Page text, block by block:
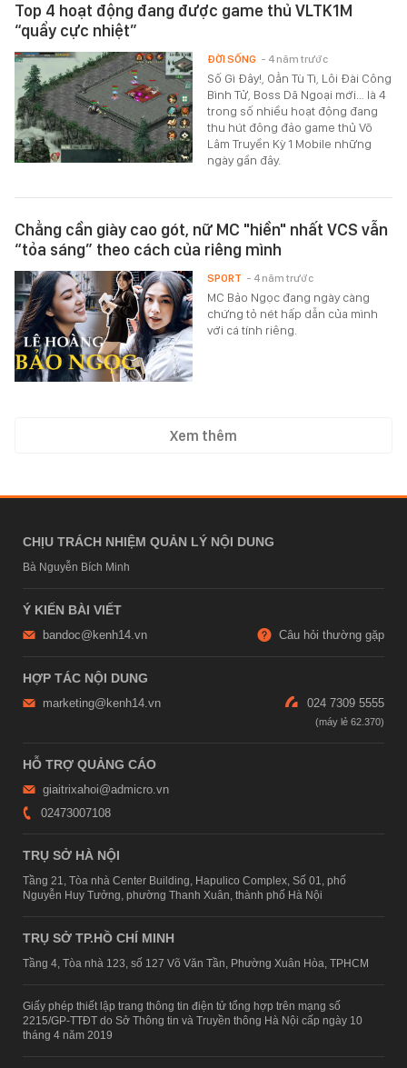
Top 4 hoạt động đang được game thủ VLTK1M
“quẩy cực nhiệt”
Số Gì Đây!, Oẳn Tù Tì, Lôi Đài Công
Bình Tử, Boss Dã Ngoại mới… là 4
trong số nhiều hoạt động đang
thu hút đông đảo game thủ Võ
Lâm Truyền Kỳ 1 Mobile những
ngày gần đây.
ĐỜI SỐNG - 4 năm trước
Chẳng cần giày cao gót, nữ MC "hiền" nhất VCS vẫn
“tỏa sáng” theo cách của riêng mình
MC Bảo Ngọc đang ngày càng
chứng tỏ nét hấp dẫn của mình
với cá tính riêng.
SPORT - 4 năm trước
Xem thêm
CHỊU TRÁCH NHIỆM QUẢN LÝ NỘI DUNG
Bà Nguyễn Bích Minh
Ý KIẾN BÀI VIẾT
bandoc@kenh14.vn Câu hỏi thường gặp
HỢP TÁC NỘI DUNG
marketing@kenh14.vn 024 7309 5555
HỖ TRỢ QUẢNG CÁO
giaitrixahoi@admicro.vn
02473007108
TRỤ SỞ HÀ NỘI
Tầng 21, Tòa nhà Center Building, Hapulico Complex, Số 01, phố
Nguyễn Huy Tưởng, phường Thanh Xuân, thành phố Hà Nội
TRỤ SỞ TP.HỒ CHÍ MINH
Tầng 4, Tòa nhà 123, số 127 Võ Văn Tần, Phường Xuân Hòa, TPHCM
Giấy phép thiết lập trang thông tin điện tử tổng hợp trên mạng số
2215/GP-TTĐT do Sở Thông tin và Truyền thông Hà Nội cấp ngày 10
tháng 4 năm 2019